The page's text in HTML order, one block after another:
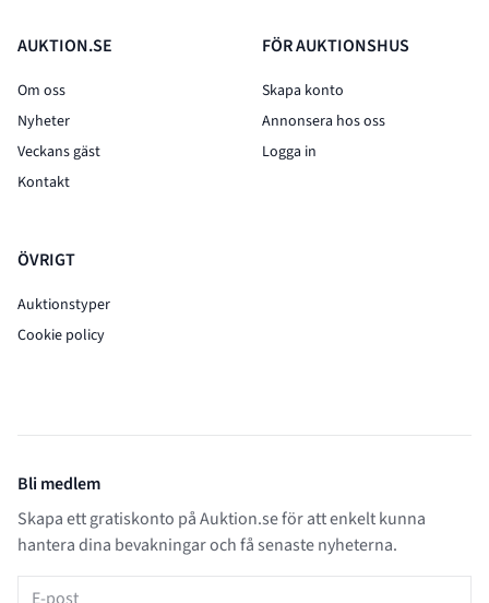
AUKTION.SE
Om oss
Nyheter
Veckans gäst
Kontakt
ÖVRIGT
Auktionstyper
Cookie policy
FÖR AUKTIONSHUS
Skapa konto
Annonsera hos oss
Logga in
Bli medlem
Skapa ett gratiskonto på Auktion.se för att enkelt kunna
hantera dina bevakningar och få senaste nyheterna.
E-post